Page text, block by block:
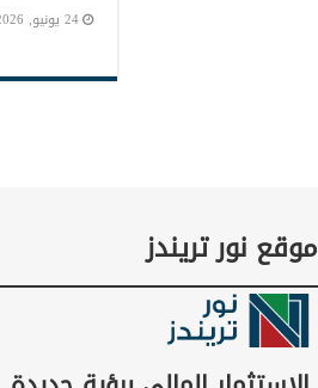
24 يونيو, 2026 11:28 م
موقع نور تريندز